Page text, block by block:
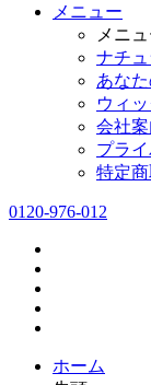
メニュー
メニ
ナチ
あな
ウィ
会社
プラ
特定
0120-976-012
ホーム